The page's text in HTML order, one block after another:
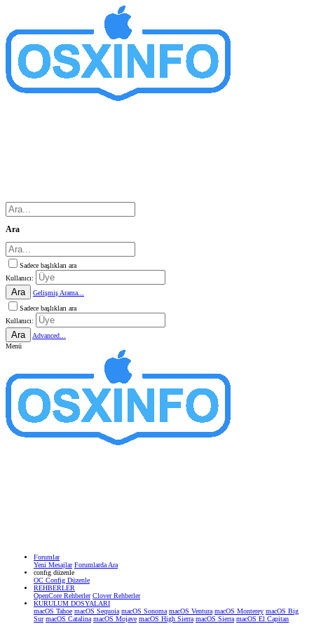
Ara
Sadece başlıkları ara
Kullanıcı:
Ara
Gelişmiş Arama...
Sadece başlıkları ara
Kullanıcı:
Ara
Advanced...
Menü
Forumlar
Yeni Mesajlar Forumlarda Ara
confıg düzenle
OC Config Düzenle
REHBERLER
OpenCore Rehberler Clover Rehberler
KURULUM DOSYALARI
macOS Tahoe macOS Sequoia macOS Sonoma macOS Ventura macOS Monterey macOS Big
Sur macOS Catalina macOS Mojave macOS High Sierra macOS Sierra macOS El Capitan